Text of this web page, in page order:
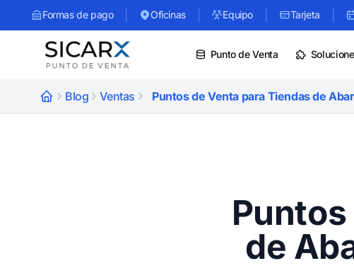
Formas de pago Oficinas Equipo Tarjeta
Punto de Venta
Blog Ventas Puntos de Venta para Tiendas de
de